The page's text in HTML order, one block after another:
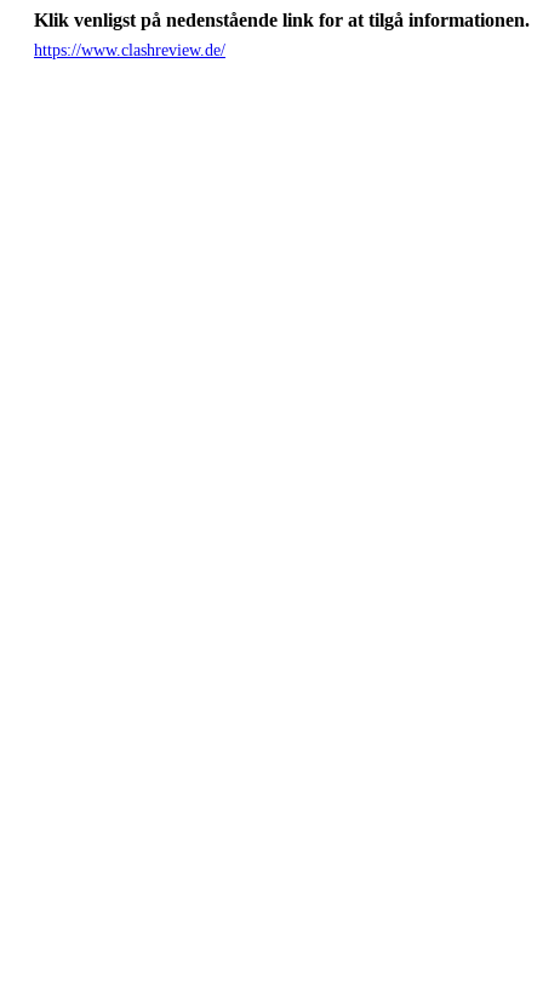
Klik venligst på nedenstående link for at tilgå informationen.
https://www.clashreview.de/